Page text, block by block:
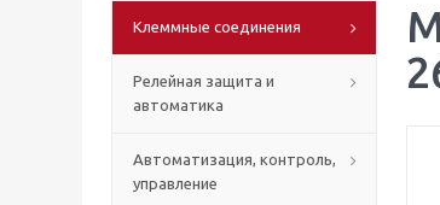
Клеммные соединения
Релейная защита и
автоматика
Автоматизация, контроль,
управление